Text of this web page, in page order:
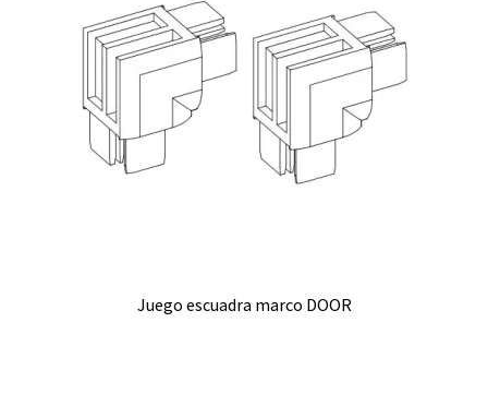
Juego escuadra marco DOOR